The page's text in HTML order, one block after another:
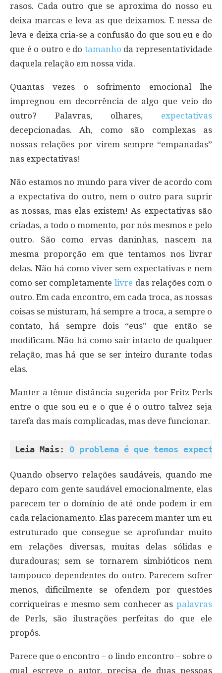
rasos. Cada outro que se aproxima do nosso eu
deixa marcas e leva as que deixamos. E nessa de
leva e deixa cria-se a confusão do que sou eu e do
que é o outro e do tamanho da representatividade
daquela relação em nossa vida.
Quantas vezes o sofrimento emocional lhe
impregnou em decorrência de algo que veio do
outro? Palavras, olhares, expectativas
decepcionadas. Ah, como são complexas as
nossas relações por virem sempre “empanadas”
nas expectativas!
Não estamos no mundo para viver de acordo com
a expectativa do outro, nem o outro para suprir
as nossas, mas elas existem! As expectativas são
criadas, a todo o momento, por nós mesmos e pelo
outro. São como ervas daninhas, nascem na
mesma proporção em que tentamos nos livrar
delas. Não há como viver sem expectativas e nem
como ser completamentelivre das relações com o
outro. Em cada encontro, em cada troca, as nossas
coisas se misturam, há sempre a troca, a sempre o
contato, há sempre dois “eus” que então se
modificam. Não há como sair intacto de qualquer
relação, mas há que se ser inteiro durante todas
elas.
Manter a tênue distância sugerida por Fritz Perls
entre o que sou eu e o que é o outro talvez seja
tarefa das mais complicadas, mas deve funcionar.
Leia Mais: O problema é que temos
Quando observo relações saudáveis, quando me
deparo com gente saudável emocionalmente, elas
parecem ter o domínio de até onde podem ir em
cada relacionamento. Elas parecem manter um eu
estruturado que consegue se aprofundar muito
em relações diversas, muitas delas sólidas e
duradouras; sem se tornarem simbióticos nem
tampouco dependentes do outro. Parecem sofrer
menos, dificilmente se ofendem por questões
corriqueiras e mesmo sem conhecer as palavras
de Perls, são ilustrações perfeitas do que ele
propôs.
Parece que o encontro – o lindo encontro – sobre o
qual escreve o autor, precisa de duas pessoas